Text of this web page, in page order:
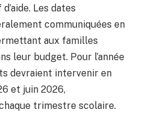
Les dates
communiquées en
aux familles
leur budget. Pour l’année
devraient intervenir en
et juin 2026,
trimestre scolaire.